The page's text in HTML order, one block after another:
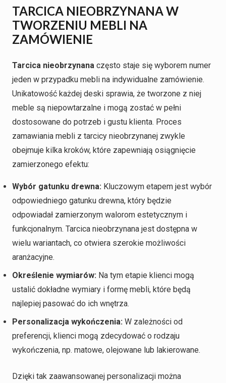
TARCICA NIEOBRZYNANA W
TWORZENIU MEBLI NA
ZAMÓWIENIE
Tarcica nieobrzynana często staje się wyborem numer
jeden w przypadku mebli na indywidualne zamówienie.
Unikatowość każdej deski sprawia, że tworzone z niej
meble są niepowtarzalne i mogą zostać w pełni
dostosowane do potrzeb i gustu klienta. Proces
zamawiania mebli z tarcicy nieobrzynanej zwykle
obejmuje kilka kroków, które zapewniają osiągnięcie
zamierzonego efektu:
Wybór gatunku drewna: Kluczowym etapem jest wybór
odpowiedniego gatunku drewna, który będzie
odpowiadał zamierzonym walorom estetycznym i
funkcjonalnym. Tarcica nieobrzynana jest dostępna w
wielu wariantach, co otwiera szerokie możliwości
aranżacyjne.
Określenie wymiarów: Na tym etapie klienci mogą
ustalić dokładne wymiary i formę mebli, które będą
najlepiej pasować do ich wnętrza.
Personalizacja wykończenia: W zależności od
preferencji, klienci mogą zdecydować o rodzaju
wykończenia, np. matowe, olejowane lub lakierowane.
Dzięki tak zaawansowanej personalizacji można